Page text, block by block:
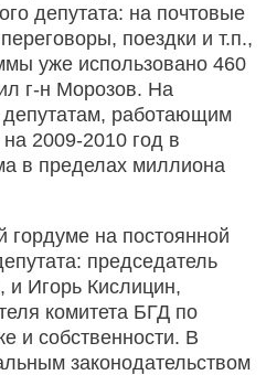
депутата: на почтовые
поездки и т.п.,
уже использовано 460
г-н Морозов. На
работающим
2009-2010 год в
в пределах миллиона
гордуме на постоянной
председатель
Игорь Кислицин,
комитета БГД по
и собственности. В
законодательством